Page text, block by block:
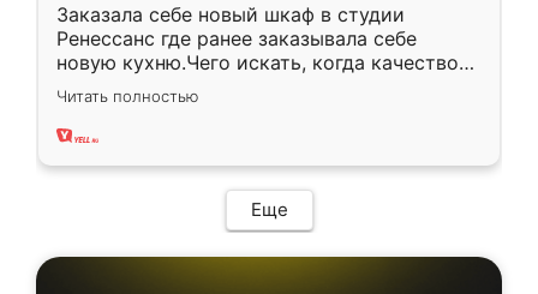
Заказала себе новый шкаф в студии
Ренессанс где ранее заказывала себе
новую кухню.Чего искать, когда качеством
вполне довольна. Служит кухня уже почти
два года, нареканий нет.
Читать полностью
Еще